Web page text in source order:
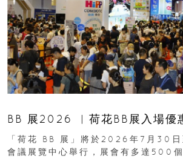
BB 展2026 ︳荷花BB展入場優
「荷花 BB 展」將於2026年7月30
會議展覽中心舉行，展會有多達500